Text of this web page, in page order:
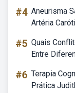
#4 Aneurisma
Artéria
#5 Quais
Entre
#6 Terapia
Prática